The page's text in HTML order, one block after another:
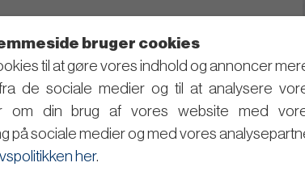
han har taget ved de bryllupper hvor han
vielser indendørs, udendørs, i hjemmet, på
for parret, ligesom han er yderst fleksibel
bruger cookies
til at gøre vores indhold og annoncer
de sociale medier og til at analysere
om din brug af vores website med
på sociale medier og med vores
her.